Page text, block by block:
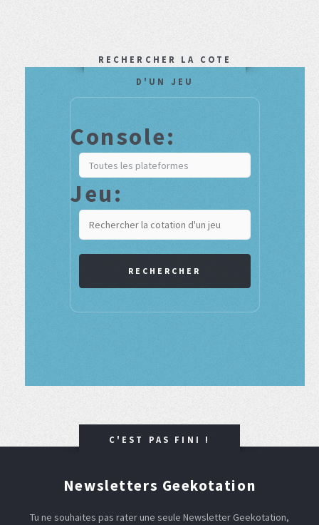
RECHERCHER LA COTE
D'UN JEU
Console:
Jeu:
RECHERCHER
C'EST PAS FINI !
Newsletters Geekotation
Tu ne souhaites pas rater une seule Newsletter Geekotation,